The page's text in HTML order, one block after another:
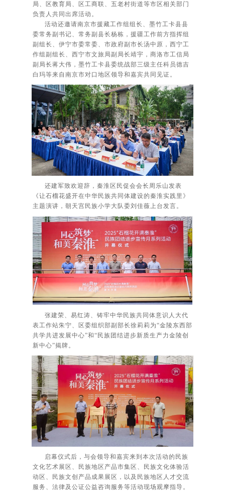
局、区教育局、区工商联、五老村街道等市区相关部门
负责人共同出席活动。
活动还邀请南京市援藏工作组组长、墨竹工卡县县
委常务副书记、常务副县长杨栋，援疆工作前方指挥组
副组长、伊宁市委常委、市政府副市长汤中原，西宁工
作组副组长、西宁市文旅局副局长靖宇，商洛市工信局
副局长蒋大伟，墨竹工卡县委统战部三级主任科员德吉
白玛等来自南京市对口地区领导和嘉宾共同见证。
还建军致欢迎辞，秦淮区民促会会长周乐山发表
《让石榴花盛开在中华民族共同体建设的秦淮实践里》
主题演讲，朝天宫民族小学大队委刘佳薇上台发言。
张建荣、易红涛、铸牢中华民族共同体意识人大代
表工作站朱宁、区委组织部副部长徐莉莉为“金陵东西部
共学共进发展中心”和“ 民族团结进步新质生产力金陵创
新中心”揭牌。
启幕仪式后，与会领导和嘉宾来到本次活动的民族
文化艺术展区、民族地区产品市集区、民族文化体验活
动区、民族文创产品成果展区，以及民族地区人才交流
服务、法律及公证公益咨询服务等活动现场观摩指导。